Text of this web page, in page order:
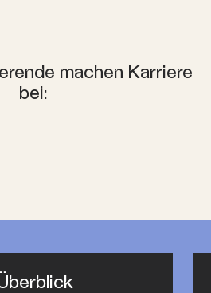
machen Karriere
bei: